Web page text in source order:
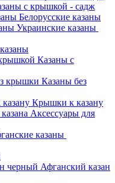
с крышкой - садж
Белорусские казаны
Украинские казаны
Казаны с
Казаны без
Крышки к казану
Аксессуары для
казаны
Афганский казан